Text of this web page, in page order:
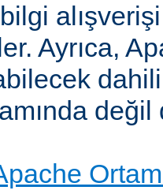
Ayrıca,
değil